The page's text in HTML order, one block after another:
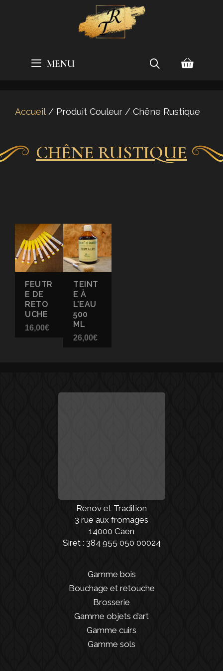
MENU
Accueil / Produit Couleur / Chêne Rustique
CHÊNE RUSTIQUE
FEUTR
E DE
RETO
UCHE
16,00€
TEINT
E À
L’EAU
500
ML
26,00€
Renov et Tradition
3 rue aux fromages
14000 Caen
Siret : 384 955 050 00024
Gamme bois
Bouchage et retouche
Brosserie
Gamme objets d’art
Gamme cuirs
Gamme sols